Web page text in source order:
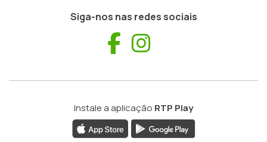
Siga-nos nas redes sociais
Facebook
Instale a aplicação RTP Play